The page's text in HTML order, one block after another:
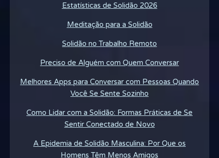
Estatísticas de Solidão 2026
Meditação para a Solidão
Solidão no Trabalho Remoto
Preciso de Alguém com Quem Conversar
Melhores Apps para Conversar com Pessoas Quando
Você Se Sente Sozinho
Como Lidar com a Solidão: Formas Práticas de Se
Sentir Conectado de Novo
A Epidemia de Solidão Masculina: Por Que os
Homens Têm Menos Amigos